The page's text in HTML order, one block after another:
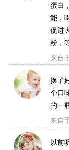
蛋白
能，
促进
粉，
来自
换了
个口
的一
来自
以前